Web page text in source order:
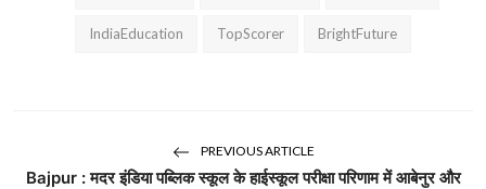
IndiaEducation TopScorer BrightFuture
PREVIOUS ARTICLE
Bajpur : मदर इंडिया पब्लिक स्कूल के हाईस्कूल परीक्षा परिणाम में आबेनुर और